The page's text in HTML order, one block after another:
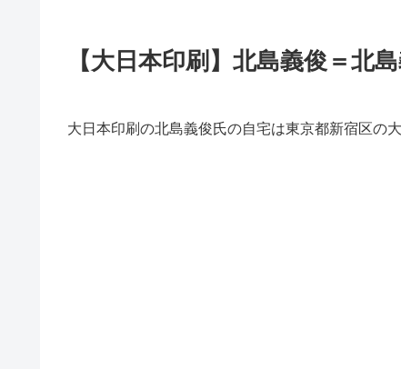
【大日本印刷】北島義俊＝北
大日本印刷の北島義俊氏の自宅は東京都新宿区の